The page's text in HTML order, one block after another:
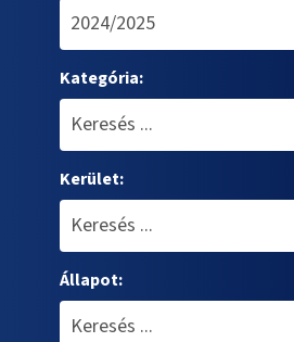
Kategória:
Kerület:
Állapot: